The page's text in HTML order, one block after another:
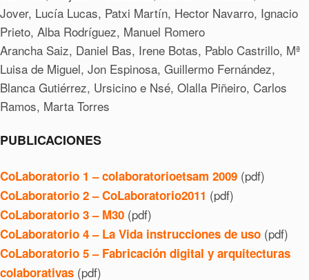
Jover, Lucía Lucas, Patxi Martín, Hector Navarro, Ignacio
Prieto, Alba Rodríguez, Manuel Romero
Arancha Saiz, Daniel Bas, Irene Botas, Pablo Castrillo, Mª
Luisa de Miguel, Jon Espinosa, Guillermo Fernández,
Blanca Gutiérrez, Ursicino e Nsé, Olalla Piñeiro, Carlos
Ramos, Marta Torres
PUBLICACIONES
CoLaboratorio 1 – colaboratorioetsam 2009 (pdf)
CoLaboratorio 2 – CoLaboratorio2011 (pdf)
CoLaboratorio 3 – M30 (pdf)
CoLaboratorio 4 – La Vida instrucciones de uso (pdf)
CoLaboratorio 5 – Fabricación digital y arquitecturas
colaborativas (pdf)